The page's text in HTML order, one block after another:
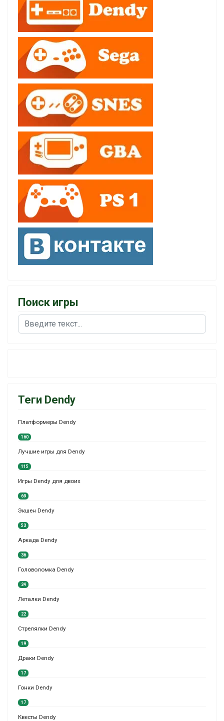
Поиск игры
Поиск
Теги Dendy
Платформеры Dendy
160
Лучшие игры для Dendy
115
Игры Dendy для двоих
69
Экшен Dendy
53
Аркада Dendy
36
Головоломка Dendy
24
Леталки Dendy
22
Стрелялки Dendy
19
Драки Dendy
17
Гонки Dendy
17
Квесты Dendy